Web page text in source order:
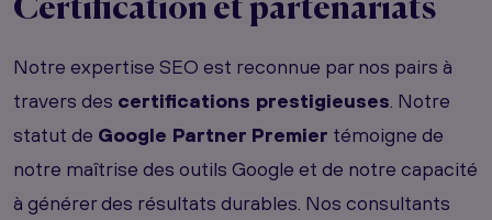
Certification et partenariats
Notre expertise SEO est reconnue par nos pairs à
travers des certifications prestigieuses. Notre
statut de Google Partner Premier témoigne de
notre maîtrise des outils Google et de notre capacité
à générer des résultats durables. Nos consultants